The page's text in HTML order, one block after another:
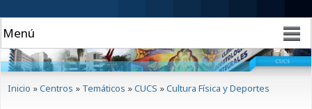
Inicio »Centros » Temáticos »CUCS »Cultura Física y Deportes